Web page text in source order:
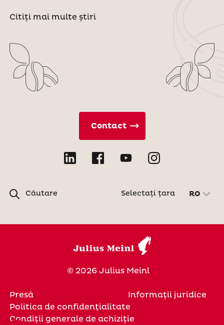
Citiți mai multe știri
Căutare
Contact
Selectați țara RO
© 2026 Julius Meinl
Presă
Informații juridice
Politica de confidenţialitate
Condiții generale de achiziție